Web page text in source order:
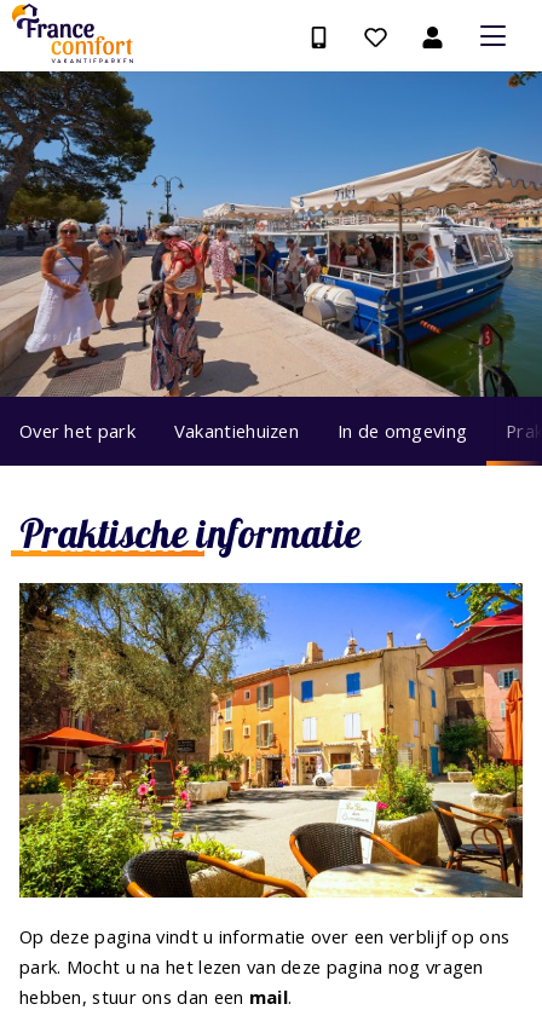
Over het park Vakantiehuizen In de omgeving
Praktische informatie
Op deze pagina vindt u informatie over een verblijf op ons
park. Mocht u na het lezen van deze pagina nog vragen
hebben, stuur ons dan een mail.